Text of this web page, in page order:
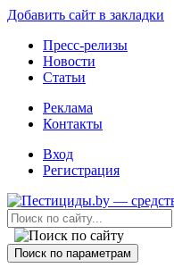
Добавить сайт в закладки
Пресс-релизы
Новости
Статьи
Реклама
Контакты
Вход
Регистрация
Поиск по параметрам